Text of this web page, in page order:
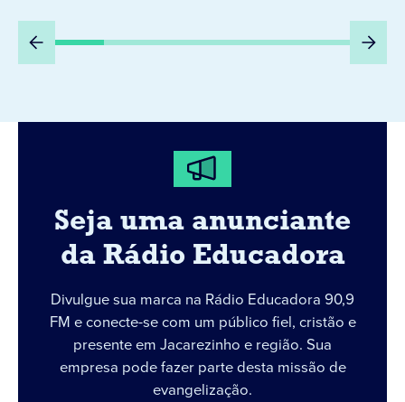
Seja uma anunciante
da Rádio Educadora
Divulgue sua marca na Rádio Educadora 90,9
FM e conecte-se com um público fiel, cristão e
presente em Jacarezinho e região. Sua
empresa pode fazer parte desta missão de
evangelização.